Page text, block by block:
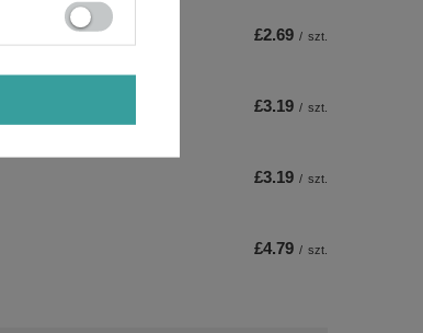
£2.69 / szt.
£3.19 / szt.
£3.19 / szt.
£4.79 / szt.